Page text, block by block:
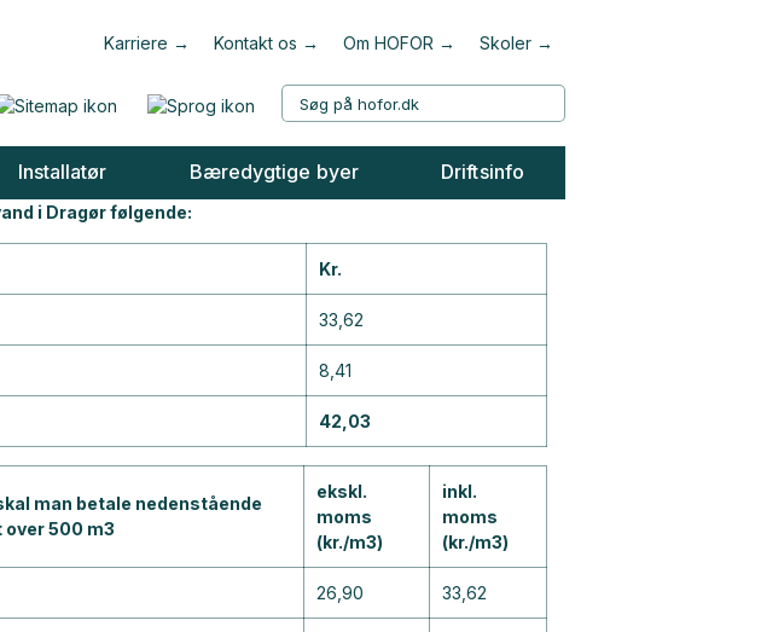
Karriere Kontakt os Om HOFOR Skoler
Installatør Bæredygtige byer Driftsinfo
i Dragør følgende:
Kr.
33,62
8,41
42,03
man betale nedenstående
500 m3
ekskl.
moms
(kr./m3)
inkl.
moms
(kr./m3)
26,90 33,62